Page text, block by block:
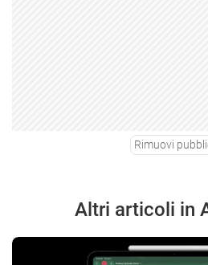
Rimuovi
Altri articoli in